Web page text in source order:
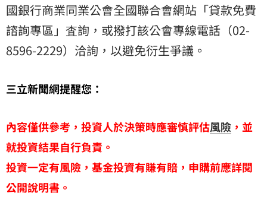
國銀行商業同業公會全國聯合會網站「貸款免費
諮詢專區」査詢，或撥打該公會專線電話（02-
8596-2229）洽詢，以避免衍生爭議。
三立新聞網提醒您：
內容僅供參考，投資人於決策時應審慎評估風險 ，並
就投資結果自行負責。
投資一定有風險，基金投資有賺有賠，申購前應詳閱
公開說明書。